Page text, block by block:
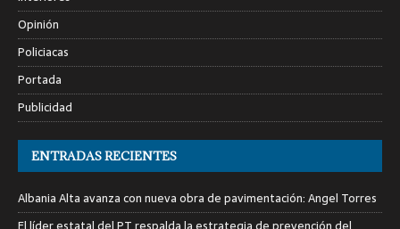
Opinión
Policiacas
Portada
Publicidad
ENTRADAS RECIENTES
Albania Alta avanza con nueva obra de pavimentación: Angel Torres